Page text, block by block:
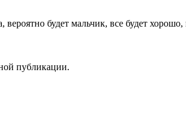
будет мальчик, все будет
публикации.